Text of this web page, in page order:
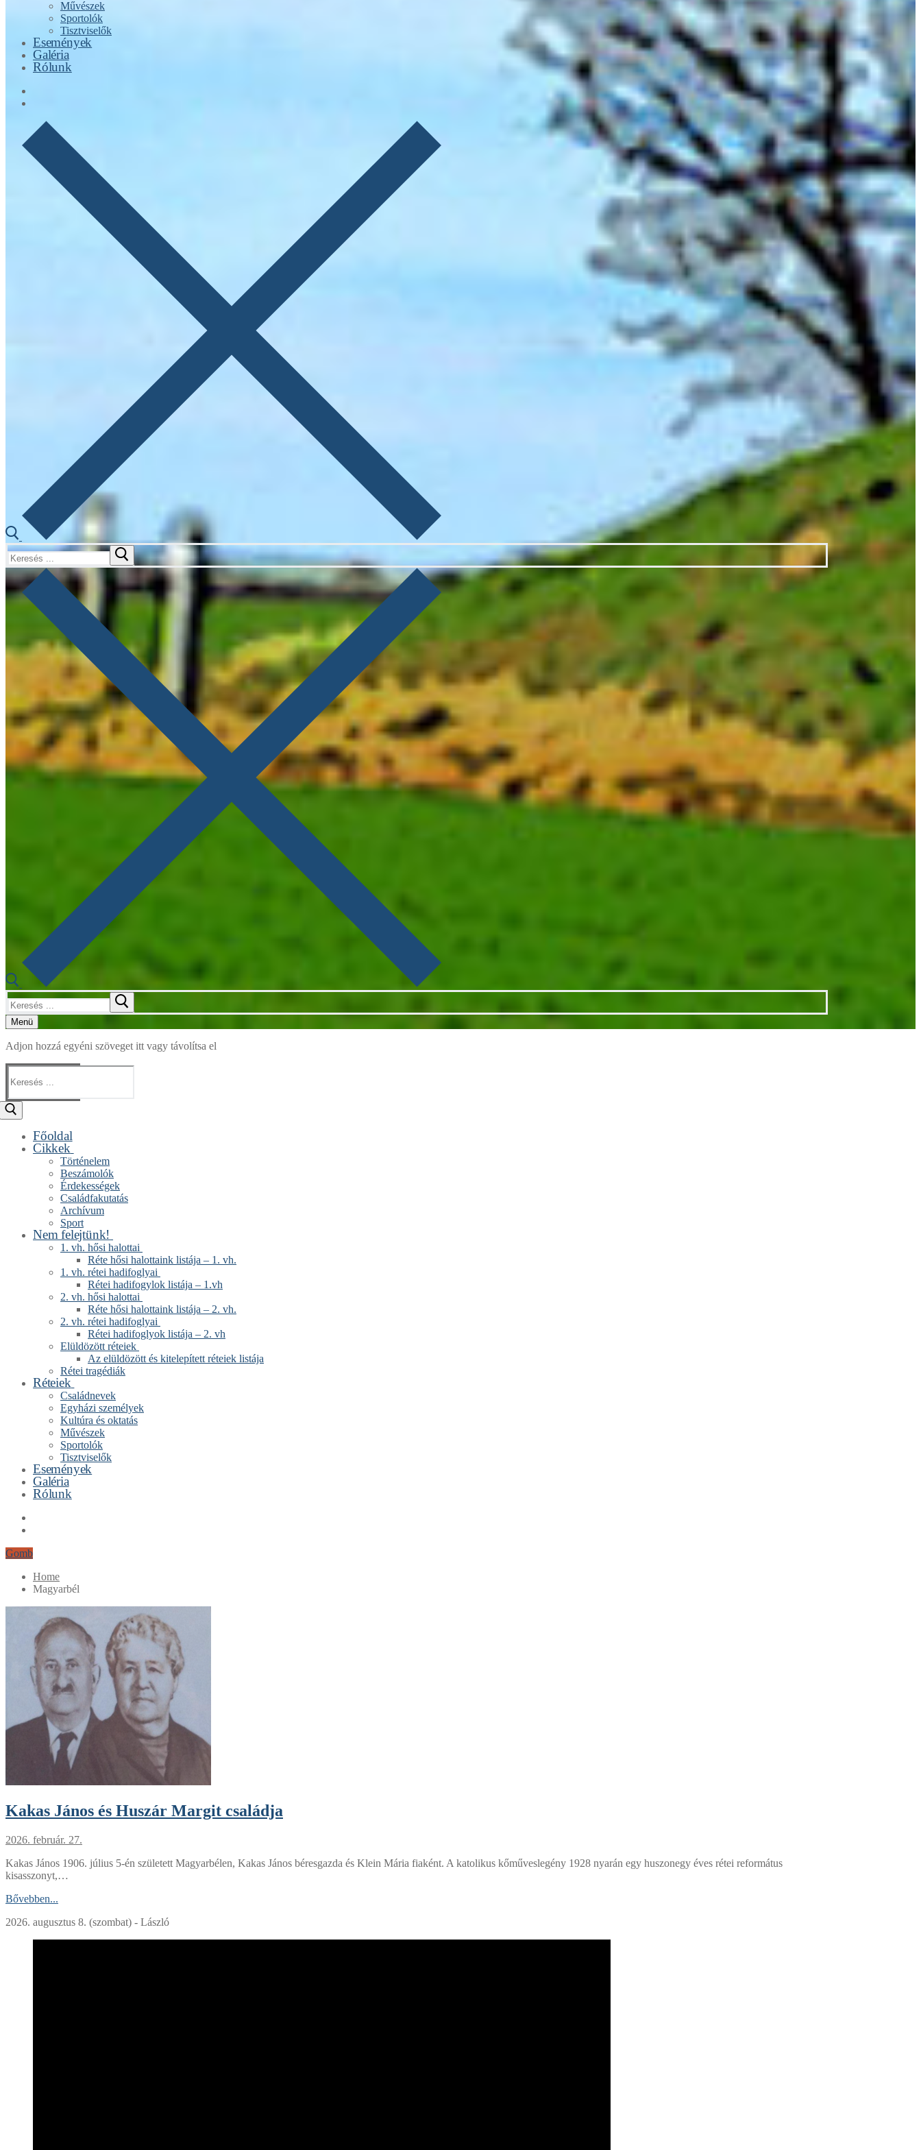
Művészek
Sportolók
Tisztviselők
Események
Galéria
Rólunk
Keresése:
Keresése:
Menü
Adjon hozzá egyéni szöveget itt vagy távolítsa el
Keresése:
Főoldal
Cikkek
Történelem
Beszámolók
Érdekességek
Családfakutatás
Archívum
Sport
Nem felejtünk!
1. vh. hősi halottai
Réte hősi halottaink listája – 1. vh.
1. vh. rétei hadifoglyai
Rétei hadifogylok listája – 1.vh
2. vh. hősi halottai
Réte hősi halottaink listája – 2. vh.
2. vh. rétei hadifoglyai
Rétei hadifoglyok listája – 2. vh
Elüldözött réteiek
Az elüldözött és kitelepített réteiek listája
Rétei tragédiák
Réteiek
Családnevek
Egyházi személyek
Kultúra és oktatás
Művészek
Sportolók
Tisztviselők
Események
Galéria
Rólunk
Gomb
Home
Magyarbél
Kakas János és Huszár Margit családja
2026. február. 27.
Kakas János 1906. július 5-én született Magyarbélen, Kakas János béresgazda és Klein Mária fiaként. A katolikus kőműveslegény 1928 nyarán egy huszonegy éves rétei református
kisasszonyt,…
Bővebben...
2026. augusztus 8. (szombat) - László